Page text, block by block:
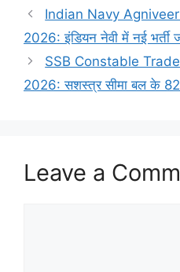
Indian Navy
2026: इंडियन नेवी में नई भर्ती
SSB Constable
2026: सशस्त्र सीमा बल के 827
Leave a